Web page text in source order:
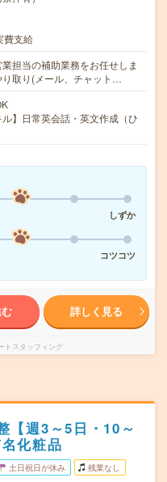
費支給
担当の補助業務をお任せしま
取り(メール、チャット…
】日常英会話・英文作成（ひ
しずか
コツコツ
詳しく見る
トスタッフィング
【週3～5日・10～
化粧品
土日祝日が休み 残業なし